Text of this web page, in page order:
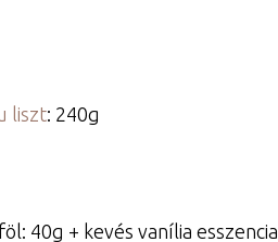
liszt: 240g
40g + kevés vanília esszencia